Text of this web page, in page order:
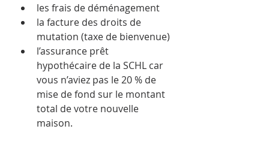
les frais de déménagement
la facture des droits de
mutation (taxe de bienvenue)
l’assurance prêt
hypothécaire de la SCHL car
vous n’aviez pas le 20 % de
mise de fond sur le montant
total de votre nouvelle
maison.